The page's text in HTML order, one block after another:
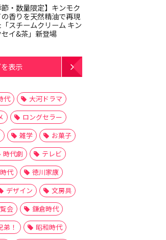
節・数量限定】キンモク
香りを天然精油で再現
「スチームクリーム キン
セイ&茶」新登場
表示
代
大河ドラマ
ロングセラー
雑学
お菓子
時代劇
テレビ
代
徳川家康
デザイン
文房具
会
鎌倉時代
弟！
昭和時代